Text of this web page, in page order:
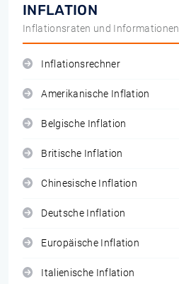
INFLATION
Inflationsraten und Informationen
Inflationsrechner
Amerikanische Inflation
Belgische Inflation
Britische Inflation
Chinesische Inflation
Deutsche Inflation
Europäische Inflation
Italienische Inflation